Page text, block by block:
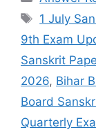
Tags
1 July
9th Exam
Sanskrit
2026, Bihar
Board
Quarterly